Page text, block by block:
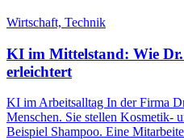
Wirtschaft, Technik
KI im Mittelstand: Wie
erleichtert
KI im Arbeitsalltag In der Firma
Menschen. Sie stellen Kosmetik-
Beispiel Shampoo. Eine